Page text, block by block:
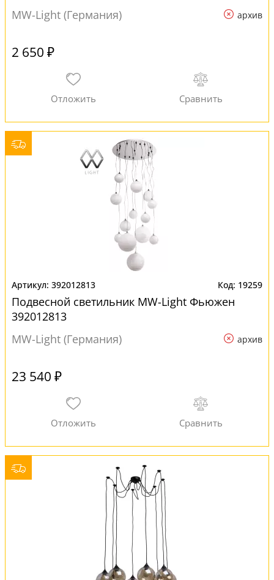
MW-Light (Германия) архив
2 650 ₽
392012813 19259
Подвесной светильник MW-Light Фьюжен
392012813
MW-Light (Германия)
архив
23 540 ₽